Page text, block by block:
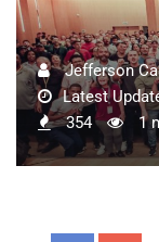
Jefferson
Latest
354
1